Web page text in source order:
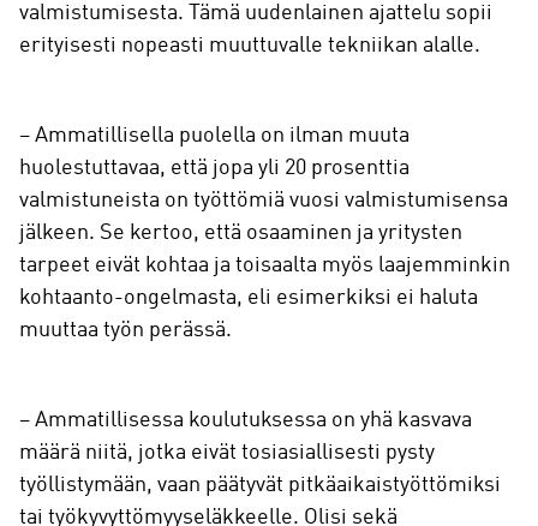
valmistumisesta. Tämä uudenlainen ajattelu sopii
erityisesti nopeasti muuttuvalle tekniikan alalle.
– Ammatillisella puolella on ilman muuta
huolestuttavaa, että jopa yli 20 prosenttia
valmistuneista on työttömiä vuosi valmistumisensa
jälkeen. Se kertoo, että osaaminen ja yritysten
tarpeet eivät kohtaa ja toisaalta myös laajemminkin
kohtaanto-ongelmasta, eli esimerkiksi ei haluta
muuttaa työn perässä.
– Ammatillisessa koulutuksessa on yhä kasvava
määrä niitä, jotka eivät tosiasiallisesti pysty
työllistymään, vaan päätyvät pitkäaikaistyöttömiksi
tai työkyvyttömyyseläkkeelle. Olisi sekä